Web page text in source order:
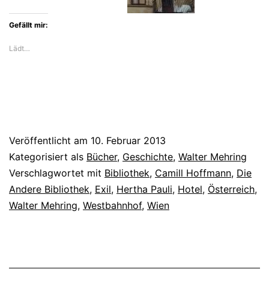
Gefällt mir:
Lädt…
Veröffentlicht am 10. Februar 2013
Kategorisiert als Bücher, Geschichte, Walter Mehring
Verschlagwortet mit Bibliothek, Camill Hoffmann, Die
Andere Bibliothek, Exil, Hertha Pauli, Hotel, Österreich,
Walter Mehring, Westbahnhof, Wien